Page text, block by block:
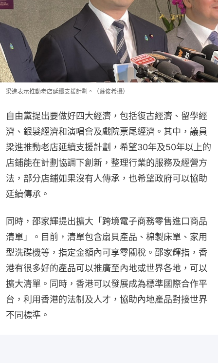
梁進表示推動老店延續支援計劃。（蘇俊希攝）
自由黨提出要做好四大經濟，包括復古經濟、留學經
濟、銀髮經濟和演唱會及戲院票尾經濟。其中，議員
梁進推動老店延續支援計劃，希望30年及50年以上的
店鋪能在計劃協調下創新，整理行業的服務及經營方
法，部分店鋪如果沒有人傳承，也希望政府可以協助
延續傳承。
同時，邵家輝提出擴大「跨境電子商務零售進口商品
清單」。目前，清單包含扇貝產品、棉製床單、家用
型洗碟機等，指定金額內可享零關稅。邵家輝指，香
港有很多好的產品可以推廣至內地或世界各地，可以
擴大清單。同時，香港可以發展成為標準國際合作平
台，利用香港的法制及人才，協助內地產品對接世界
不同標準。